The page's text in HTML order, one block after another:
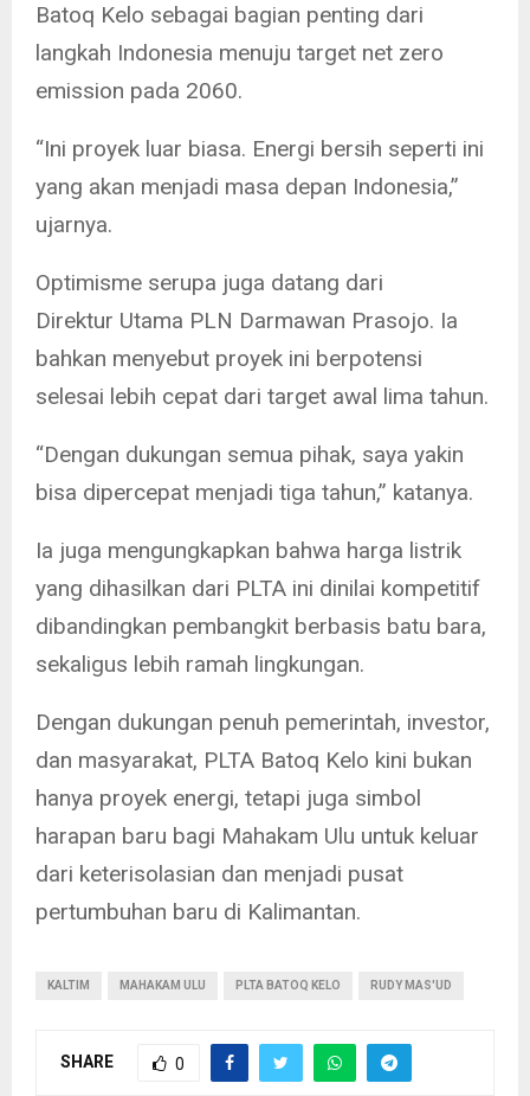
Batoq Kelo sebagai bagian penting dari
langkah Indonesia menuju target net zero
emission pada 2060.
“Ini proyek luar biasa. Energi bersih seperti ini
yang akan menjadi masa depan Indonesia,”
ujarnya.
Optimisme serupa juga datang dari
Direktur Utama PLN Darmawan Prasojo. Ia
bahkan menyebut proyek ini berpotensi
selesai lebih cepat dari target awal lima tahun.
“Dengan dukungan semua pihak, saya yakin
bisa dipercepat menjadi tiga tahun,” katanya.
Ia juga mengungkapkan bahwa harga listrik
yang dihasilkan dari PLTA ini dinilai kompetitif
dibandingkan pembangkit berbasis batu bara,
sekaligus lebih ramah lingkungan.
Dengan dukungan penuh pemerintah, investor,
dan masyarakat, PLTA Batoq Kelo kini bukan
hanya proyek energi, tetapi juga simbol
harapan baru bagi Mahakam Ulu untuk keluar
dari keterisolasian dan menjadi pusat
pertumbuhan baru di Kalimantan.
KALTIM MAHAKAM ULU PLTA BATOQ KELO RUDY MAS'UD
SHARE 0